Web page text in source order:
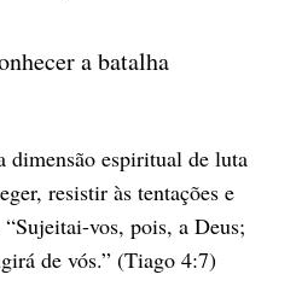
a batalha
dimensão espiritual de luta
resistir às tentações e
vos, pois, a Deus;
de vós.” (Tiago 4:7)